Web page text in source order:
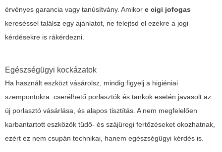
érvényes garancia vagy tanúsítvány. Amikor e cigi jofogas
kereséssel találsz egy ajánlatot, ne felejtsd el ezekre a jogi
kérdésekre is rákérdezni.
Egészségügyi kockázatok
Ha használt eszközt vásárolsz, mindig figyelj a higiéniai
szempontokra: cserélhető porlasztók és tankok esetén javasolt az
új porlasztó vásárlása, és alapos tisztítás. A nem megfelelően
karbantartott eszközök tüdő- és szájüregi fertőzéseket okozhatnak,
ezért ez nem csupán technikai, hanem egészségügyi kérdés is.